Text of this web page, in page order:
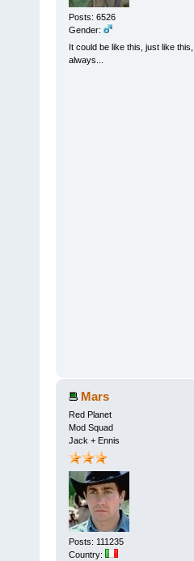
Posts: 6526
Gender:
It could be like this, just like this,
always...
Mars
Red Planet
Mod Squad
Jack + Ennis
Posts: 111235
Country: